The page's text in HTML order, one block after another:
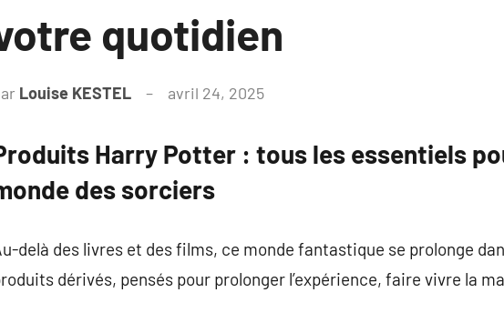
quotidien
Louise KESTEL avril 24, 2025
Harry Potter : tous les essentiels
des sorciers
delà des livres et des films, ce monde fantastique se prolonge
dérivés, pensés pour prolonger l’expérience, faire vivre la